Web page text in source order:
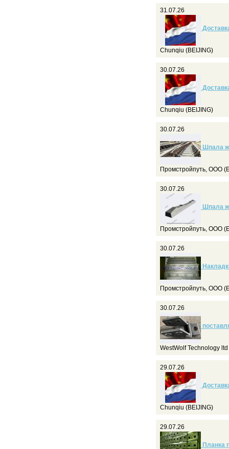
31.07.26
Chunqiu (BEIJING)
30.07.26
Chunqiu (BEIJING)
30.07.26
Шпала
Промстройпуть, ООО
30.07.26
Шпала
Промстройпуть, ООО
30.07.26
Промстройпуть, ООО
30.07.26
WestWolf Technology
29.07.26
Chunqiu (BEIJING)
29.07.26
Планка